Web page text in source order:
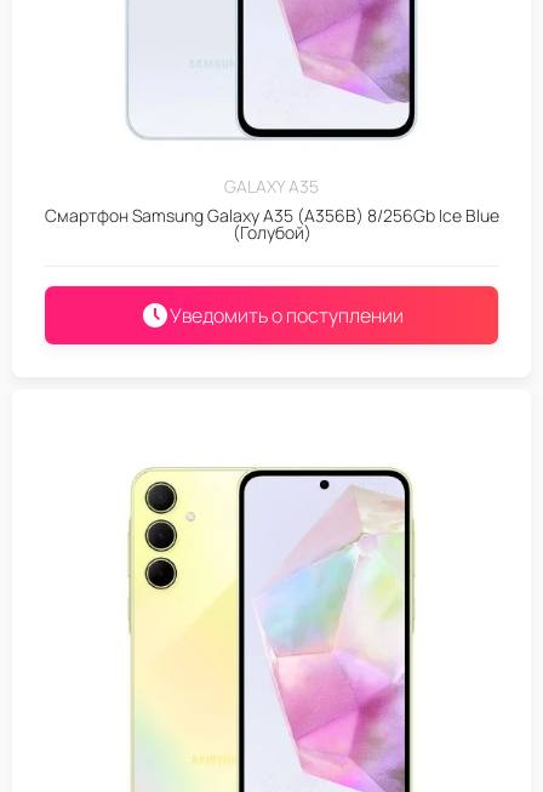
GALAXY A35
Смартфон Samsung Galaxy A35 (A356B) 8/256Gb Ice Blue
(Голубой)
Уведомить о поступлении